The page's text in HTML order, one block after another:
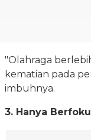
"Olahraga
kematian pada
imbuhnya.
3. Hanya